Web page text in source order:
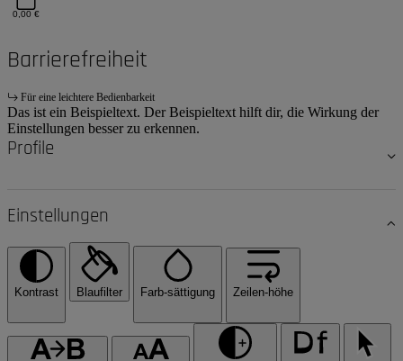
0,00 €
Barrierefreiheit
Für eine leichtere Bedienbarkeit
Das ist ein Beispieltext. Der Beispieltext hilft dir, die Wirkung der
Einstellungen besser zu erkennen.
Profile
Einstellungen
Kontrast Blaufilter Farb-sättigung Zeilen-höhe